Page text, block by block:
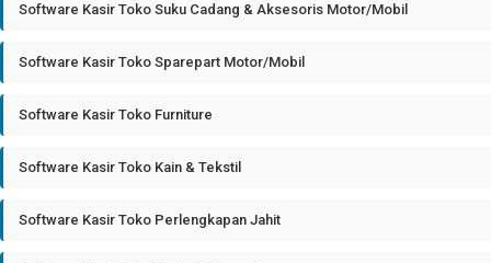
Software Kasir Toko Suku Cadang & Aksesoris Motor/Mobil
Software Kasir Toko Sparepart Motor/Mobil
Software Kasir Toko Furniture
Software Kasir Toko Kain & Tekstil
Software Kasir Toko Perlengkapan Jahit